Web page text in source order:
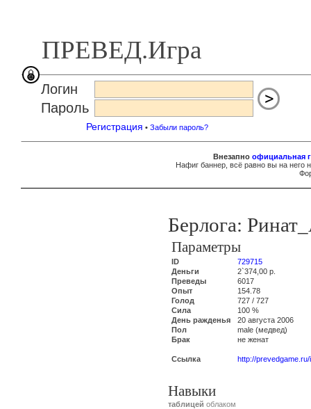
ПРЕВЕД.Игра
Логин
Пароль
Регистрация • Забыли пароль?
Внезапно официальная
Нафиг баннер, всё равно вы на
Берлога:
Параметры
ID
729715
Деньги
2`374,00 р.
Преведы
6017
Опыт
154.78
Голод
727 / 727
Сила
100 %
День ражденья
20 августа 2006
Пол
male (медвед)
Брак
не женат
Ссылка http://
Навыки
таблицей облаком